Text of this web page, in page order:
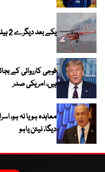
یکے بعد دیگرے 2 ہیلی کاپٹر گر کر تباہ؛ متعدد ہلاکتیں
فوجی کارروائی کے
ہیں، امریکی صدر
معاہدہ ہو یا نہ ہو،
دیگا، نیتن یاہو